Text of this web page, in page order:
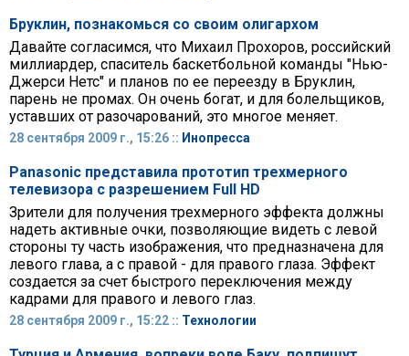
Бруклин, познакомься со своим олигархом
Давайте согласимся, что Михаил Прохоров, российский
миллиардер, спаситель баскетбольной команды "Нью-
Джерси Нетс" и планов по ее переезду в Бруклин,
парень не промах. Он очень богат, и для болельщиков,
уставших от разочарований, это многое меняет.
28 сентября 2009 г., 15:26 :: Инопресса
Panasonic представила прототип трехмерного
телевизора с разрешением Full HD
Зрители для получения трехмерного эффекта должны
надеть активные очки, позволяющие видеть с левой
стороны ту часть изображения, что предназначена для
левого глава, а с правой - для правого глаза. Эффект
создается за счет быстрого переключения между
кадрами для правого и левого глаз.
28 сентября 2009 г., 15:22 :: Технологии